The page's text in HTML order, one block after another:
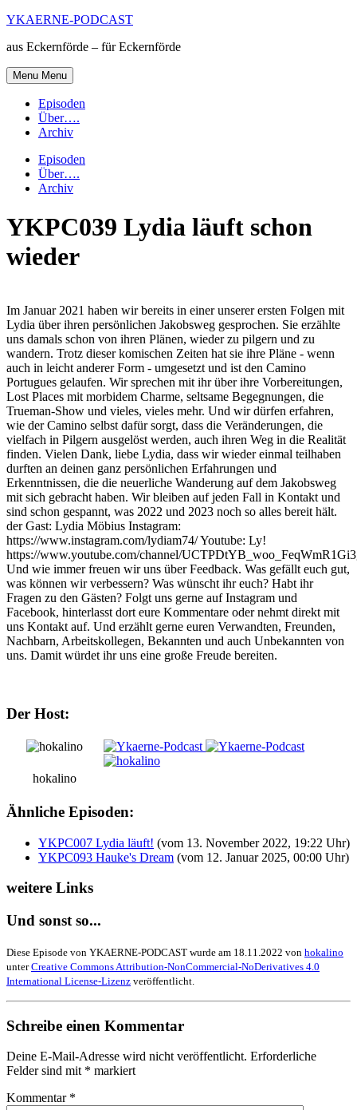
Skip
content
YKAERNE-PODCAST
aus Eckernförde – für Eckernförde
Menu Menu
Episoden
Über….
Archiv
Episoden
Über….
Archiv
YKPC039 Lydia läuft schon
wieder
Im Januar 2021 haben wir bereits in einer unserer ersten Folgen mit
Lydia über ihren persönlichen Jakobsweg gesprochen. Sie erzählte
uns damals schon von ihren Plänen, wieder zu pilgern und zu
wandern. Trotz dieser komischen Zeiten hat sie ihre Pläne - wenn
auch in leicht anderer Form - umgesetzt und ist den Camino
Portugues gelaufen. Wir sprechen mit ihr über ihre Vorbereitungen,
Lost Places mit morbidem Charme, seltsame Begegnungen, die
Trueman-Show und vieles, vieles mehr. Und wir dürfen erfahren,
wie der Camino selbst dafür sorgt, dass die Veränderungen, die
vielfach in Pilgern ausgelöst werden, auch ihren Weg in die Realität
finden. Vielen Dank, liebe Lydia, dass wir wieder einmal teilhaben
durften an deinen ganz persönlichen Erfahrungen und
Erkenntnissen, die die neuerliche Wanderung auf dem Jakobsweg
mit sich gebracht haben. Wir bleiben auf jeden Fall in Kontakt und
sind schon gespannt, was 2022 und 2023 noch so alles bereit hält.
der Gast: Lydia Möbius Instagram:
https://www.instagram.com/lydiam74/ Youtube: Ly!
https://www.youtube.com/channel/
Und wie immer freuen wir uns über Feedback. Was gefällt euch gut,
was können wir verbessern? Was wünscht ihr euch? Habt ihr
Fragen zu den Gästen? Folgt uns gerne auf Instagram und
Facebook, hinterlasst dort eure Kommentare oder nehmt direkt mit
uns Kontakt auf. Und erzählt gerne euren Verwandten, Freunden,
Nachbarn, Arbeitskollegen, Bekannten und auch Unbekannten von
uns. Damit würdet ihr uns eine große Freude bereiten.
Der Host:
hokalino
Ähnliche Episoden:
YKPC007 Lydia läuft! (vom 13. November 2022, 19:22 Uhr)
YKPC093 Hauke's Dream (vom 12. Januar 2025, 00:00 Uhr)
weitere Links
Und sonst so...
Diese Episode von YKAERNE-PODCAST wurde am 18.11.2022 von hokalino
unterCreative Commons Attribution-NonCommercial-NoDerivatives 4.0
International License-Lizenz veröffentlicht.
Schreibe einen Kommentar
Deine E-Mail-Adresse wird nicht veröffentlicht. Erforderliche
Felder sind mit * markiert
Kommentar *